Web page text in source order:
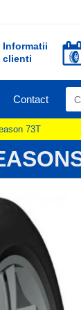
Informatii
clienti
Contact
73T